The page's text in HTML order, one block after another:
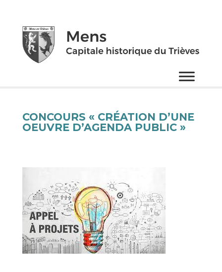
CONCOURS « CRÉATION D’UNE
OEUVRE D’AGENDA PUBLIC »